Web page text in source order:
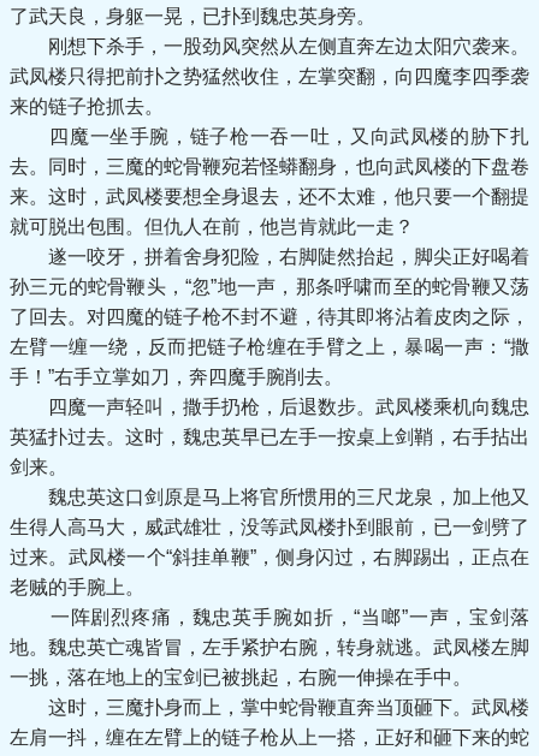
了武天良，身躯一晃，已扑到魏忠英身旁。
刚想下杀手，一股劲风突然从左侧直奔左边太阳穴袭来。
武凤楼只得把前扑之势猛然收住，左掌突翻，向四魔李四季袭
来的链子抢抓去。
四魔一坐手腕，链子枪一吞一吐，又向武凤楼的胁下扎
去。同时，三魔的蛇骨鞭宛若怪蟒翻身，也向武凤楼的下盘卷
来。这时，武凤楼要想全身退去，还不太难，他只要一个翻提
就可脱出包围。但仇人在前，他岂肯就此一走？
遂一咬牙，拼着舍身犯险，右脚陡然抬起，脚尖正好喝着
孙三元的蛇骨鞭头，“忽”地一声，那条呼啸而至的蛇骨鞭又荡
了回去。对四魔的链子枪不封不避，待其即将沾着皮肉之际，
左臂一缠一绕，反而把链子枪缠在手臂之上，暴喝一声：“撒
手！”右手立掌如刀，奔四魔手腕削去。
四魔一声轻叫，撒手扔枪，后退数步。武凤楼乘机向魏忠
英猛扑过去。这时，魏忠英早已左手一按桌上剑鞘，右手拈出
剑来。
魏忠英这口剑原是马上将官所惯用的三尺龙泉，加上他又
生得人高马大，威武雄壮，没等武凤楼扑到眼前，已一剑劈了
过来。武凤楼一个“斜挂单鞭”，侧身闪过，右脚踢出，正点在
老贼的手腕上。
一阵剧烈疼痛，魏忠英手腕如折，“当啷”一声，宝剑落
地。魏忠英亡魂皆冒，左手紧护右腕，转身就逃。武凤楼左脚
一挑，落在地上的宝剑已被挑起，右腕一伸操在手中。
这时，三魔扑身而上，掌中蛇骨鞭直奔当顶砸下。武凤楼
左肩一抖，缠在左臂上的链子枪从上一搭，正好和砸下来的蛇